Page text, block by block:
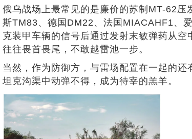
俄乌战场上最常见的是廉价的苏制MT-62
斯TM83、德国DM22、法国MIACAHF1、
克装甲车辆的信号后通过发射末敏弹药从
往往畏首畏尾，不敢越雷池一步。
当然，作为防御方，与雷场配置在一起的还
坦克沟渠中动弹不得，成为待宰的羔羊。